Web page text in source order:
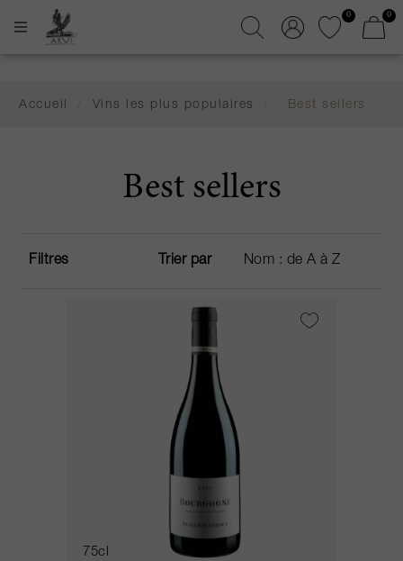
0 0
Accueil Vins les plus populaires Best sellers
Best sellers
Filtres Trier par
75cl